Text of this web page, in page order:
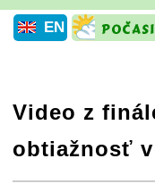
EN
Video z
obtiažnosť